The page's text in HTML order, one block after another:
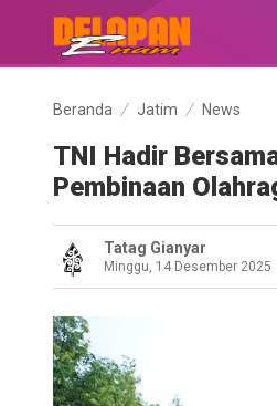
Beranda Jatim News
TNI Hadir
Pembinaan
Tatag Gianyar
Minggu, 14 Desember 2025